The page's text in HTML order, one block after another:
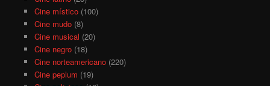
Cine místico(100)
Cine mudo(8)
Cine musical (20)
Cine negro(18)
Cine norteamericano(220)
Cine peplum (19)